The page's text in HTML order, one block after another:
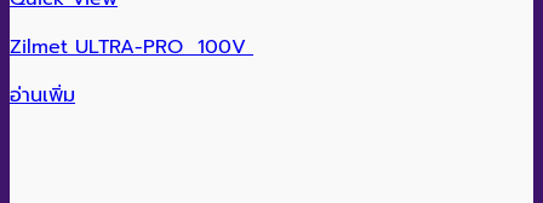
Zilmet ULTRA-PRO 100V
อ่านเพิ่ม